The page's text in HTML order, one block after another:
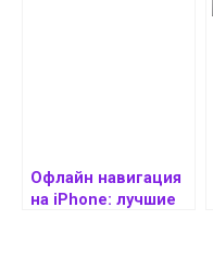
Офлайн навигация
на iPhone: лучшие